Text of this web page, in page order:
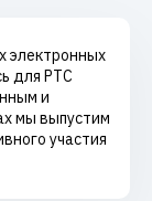
электронных
для РТС
и
мы выпустим
участия